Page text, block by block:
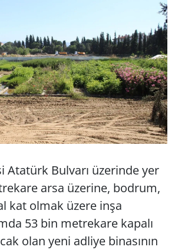
Atatürk Bulvarı üzerinde yer
arsa üzerine, bodrum,
kat olmak üzere inşa
53 bin metrekare kapalı
olan yeni adliye binasının